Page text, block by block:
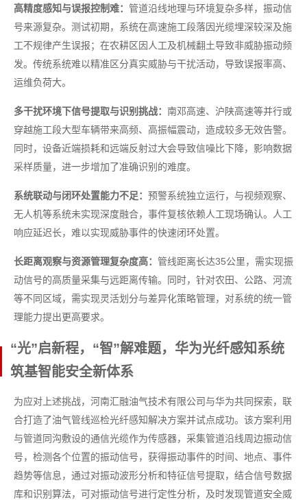
高精度感知与误报控制难： 管道沿线地理与环境复杂多样，振动信
号来源复杂。测试初期，系统在高速施工段落因光缆埋深较深及施
工不规律产生误报；在农耕区因人工及机械翻土导致非威胁振动频
发。传统系统难以精准区分真实威胁与干扰活动，导致误报率高、
运维负荷大。
多干扰环境下信号提取与识别挑战： 南邓高速、沪陕高速等并行或
穿越施工段大型车辆带来高频、高振幅震动，造成较多无效告警。
同时，设备近端损耗和远端反射过大会导致信噪比下降，影响数据
采样质量，进一步增加了准确识别的难度。
系统联动与闭环处置能力不足： 预警系统独立运行，与视频观察、
无人机等系统未实现深度融合，事件复核依赖人工现场确认。人工
响应延迟长，难以实现威胁事件的快速闭环处置。
长距离观察与资源管理复杂度高： 管线距离长达35公里，需实现振
动信号的高质量采集与远距离传输。同时，针对农田、公路、河流
等不同区域，需实现灵活划分与差异化策略管理，对系统的统一管
理能力提出更高要求。
“光”启新程，“智”解难题，华为光纤感知系统
筑基智能安全新体系
为应对上述挑战，河南汇融油气技术有限公司与华为共同探索，联
合打造了油气管线巡检光纤感知解决方案并试点成功。该方案利用
与管道同沟敷设的通信光缆作为传感器，采集管道沿线周边振动信
号，检测各个位置的振动信号，获得振动事件的时间、地点、事件
趋势等信息，通过对振动波形分析和特征信号提取，结合信号数据
库和识别算法，可对振动信号进行定性分析，及时发现管道安全威